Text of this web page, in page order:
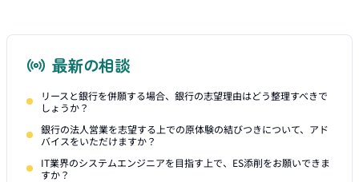
最新の相談
リースと銀行を併願する場合、銀行の志望理由はどう整理すべきで
しょうか？
銀行の法人営業を志望する上での原体験の結びつきについて、アド
バイスをいただけますか？
IT業界のシステムエンジニアを目指す上で、ES添削をお願いできま
すか？